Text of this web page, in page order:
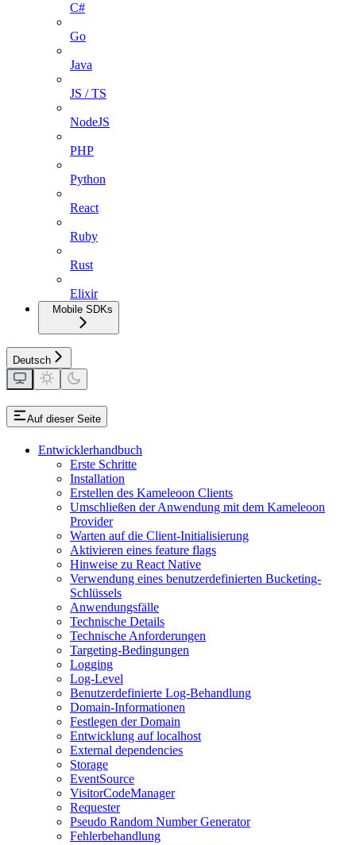
C#
Go
Java
JS / TS
NodeJS
PHP
Python
React
Ruby
Rust
Elixir
Mobile SDKs
Deutsch
Auf dieser Seite
Entwicklerhandbuch
Erste Schritte
Installation
Erstellen des Kameleoon Clients
Umschließen der Anwendung mit dem Kameleoon
Provider
Warten auf die Client-Initialisierung
Aktivieren eines feature flags
Hinweise zu React Native
Verwendung eines benutzerdefinierten Bucketing-
Schlüssels
Anwendungsfälle
Technische Details
Technische Anforderungen
Targeting-Bedingungen
Logging
Log-Level
Benutzerdefinierte Log-Behandlung
Domain-Informationen
Festlegen der Domain
Entwicklung auf localhost
External dependencies
Storage
EventSource
VisitorCodeManager
Requester
Pseudo Random Number Generator
Fehlerbehandlung